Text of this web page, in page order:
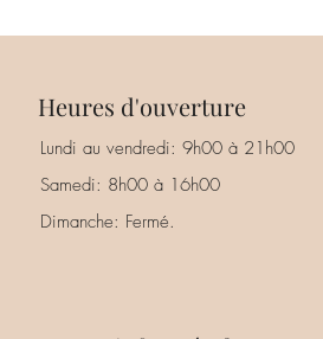
Heures d'ouverture
Lundi au vendredi: 9h00 à 21h00
Samedi: 8h00 à 16h00
Dimanche: Fermé.